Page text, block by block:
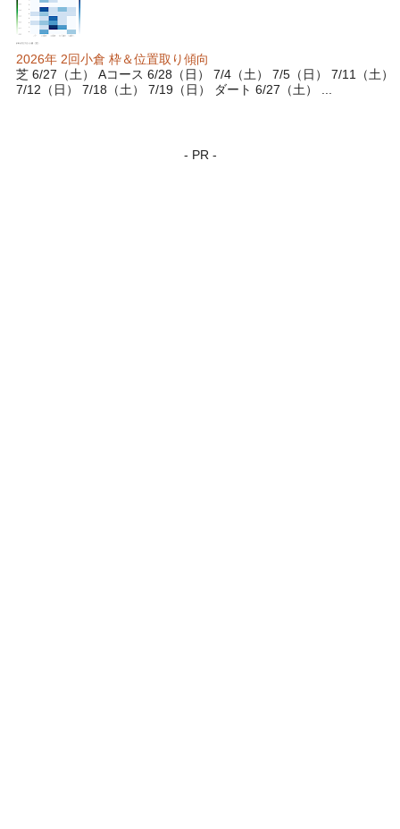
2026年 2回小倉 枠＆位置取り傾向
芝 6/27（土） Aコース 6/28（日） 7/4（土） 7/5（日） 7/11（土）
7/12（日） 7/18（土） 7/19（日） ダート 6/27（土） ...
- PR -